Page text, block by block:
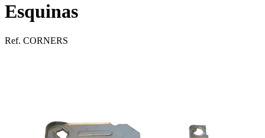
isolfix
Esquinas
Ref. CORNERS